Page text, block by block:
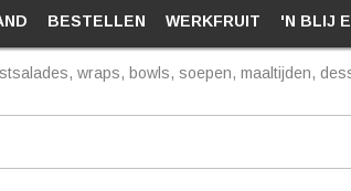
BESTELLEN WERKFRUIT 'N BLIJ
wraps, bowls, soepen, maaltijden,